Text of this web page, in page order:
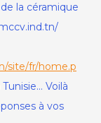
la céramique
site/fr/home.p
Voilà
à vos